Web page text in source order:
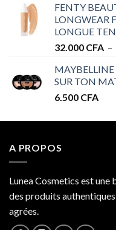
FENTY
LONGWEAR
LONGUE
32.000 CFA –
SUR TON
6.500 CFA
A PROPOS
Lunea Cosmetics est une
des produits
agrées.